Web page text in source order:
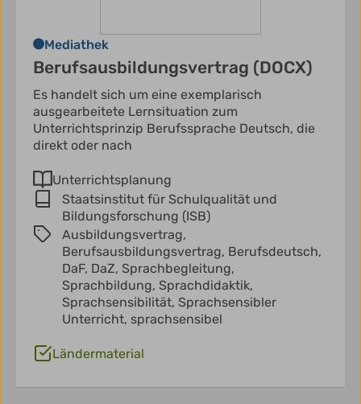
Mediathek
Berufsausbildungsvertrag (DOCX)
Es handelt sich um eine exemplarisch
ausgearbeitete Lernsituation zum
Unterrichtsprinzip Berufssprache Deutsch, die
direkt oder nach
Unterrichtsplanung
Staatsinstitut für Schulqualität und
Bildungsforschung (ISB)
Ausbildungsvertrag,
Berufsausbildungsvertrag, Berufsdeutsch,
DaF, DaZ, Sprachbegleitung,
Sprachbildung, Sprachdidaktik,
Sprachsensibilität, Sprachsensibler
Unterricht, sprachsensibel
Ländermaterial